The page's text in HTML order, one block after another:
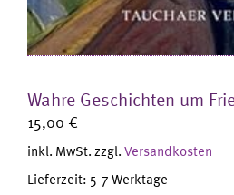
Wahre Geschichten um
15,00 €
inkl. MwSt.zzgl.Versandkosten
Lieferzeit: 5-7 Werktage